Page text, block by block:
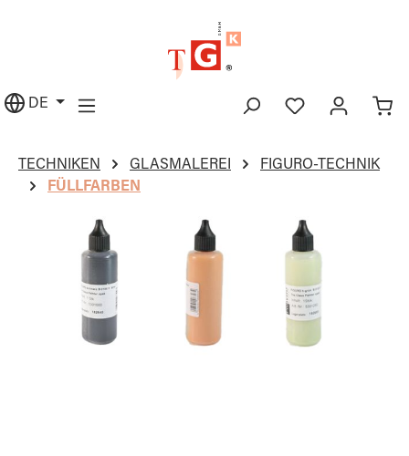
DE
TECHNIKEN GLASMALEREI
FIGURO-TECHNIK
FÜLLFARBEN